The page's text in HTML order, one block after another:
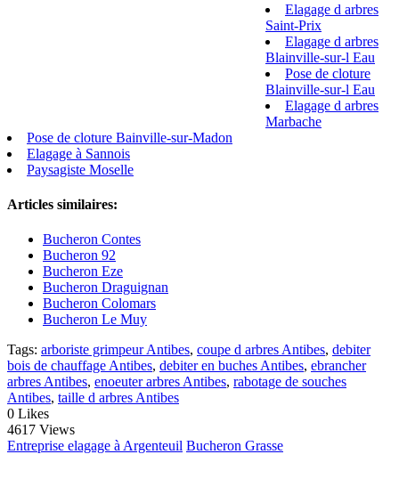
Elagage d arbres
Saint-Prix
Elagage d arbres
Blainville-sur-l Eau
Pose de cloture
Blainville-sur-l Eau
Elagage d arbres
Marbache
Pose de cloture Bainville-sur-Madon
Elagage à Sannois
Paysagiste Moselle
Articles similaires:
Bucheron Contes
Bucheron 92
Bucheron Eze
Bucheron Draguignan
Bucheron Colomars
Bucheron Le Muy
Tags: arboriste grimpeur Antibes, coupe d arbres Antibes, debiter
bois de chauffage Antibes, debiter en buches Antibes, ebrancher
arbres Antibes, enoeuter arbres Antibes, rabotage de souches
Antibes, taille d arbres Antibes
0 Likes
4617 Views
Entreprise elagage à Argenteuil Bucheron Grasse